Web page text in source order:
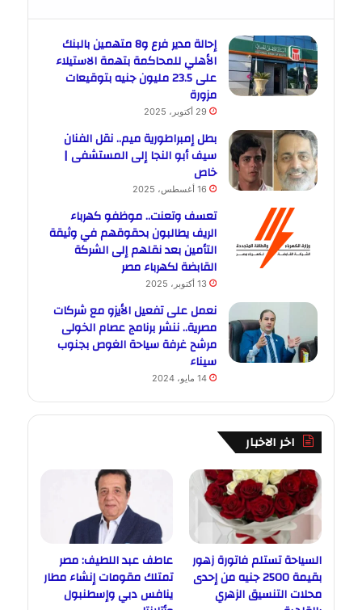
إحالة مدير فرع و8 متهمين بالبنك
الأهلي للمحاكمة بتهمة الاستيلاء
على 23.5 مليون جنيه بتوقيعات
مزورة
29 أكتوبر، 2025
بطل إمبراطورية ميم.. نقل الفنان
سيف أبو النجا إلى المستشفى |
خاص
16 أغسطس، 2025
تعسف وتعنت.. موظفو كهرباء
الريف يطالبون بحقوقهم في وثيقة
التأمين بعد نقلهم إلى الشركة
القابضة لكهرباء مصر
13 أكتوبر، 2025
نعمل على تفعيل الأيزو مع شركات
مصرية.. ننشر برنامج عصام الخولى
مرشح غرفة سياحة الغوص بجنوب
سيناء
14 مايو، 2024
اخر الاخبار
السياحة تستلم فاتورة زهور
بقيمة 2500 جنيه من إحدى
محلات التنسيق الزهري
عاطف عبد اللطيف: مصر
تمتلك مقومات إنشاء مطار
ينافس دبي وإسطنبول